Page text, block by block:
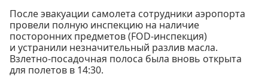
После эвакуации самолета сотрудники аэропорта
провели полную инспекцию на наличие
посторонних предметов (FOD-инспекция)
и устранили незначительный разлив масла.
Взлетно-посадочная полоса была вновь открыта
для полетов в 14:30.